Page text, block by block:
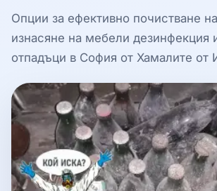
Опции за ефективно почистване
изнасяне на мебели дезинфекция
отпадъци в София от Хамалите от